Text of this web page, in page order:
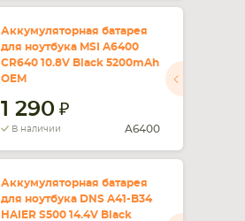
Аккумуляторная батарея
для ноутбука MSI A6400
CR640 10.8V Black 5200mAh
OEM
1 290
В наличии A6400
Аккумуляторная батарея
для ноутбука DNS A41-B34
HAIER S500 14.4V Black